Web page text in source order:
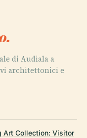
di Audiala a
architettonici e
Art Collection: Visitor